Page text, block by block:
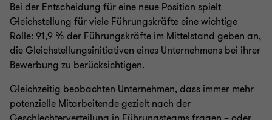
Bei der Entscheidung für eine neue Position spielt
Gleichstellung für viele Führungskräfte eine wichtige
Rolle: 91,9 % der Führungskräfte im Mittelstand geben an,
die Gleichstellungsinitiativen eines Unternehmens bei ihrer
Bewerbung zu berücksichtigen.
Gleichzeitig beobachten Unternehmen, dass immer mehr
potenzielle Mitarbeitende gezielt nach der